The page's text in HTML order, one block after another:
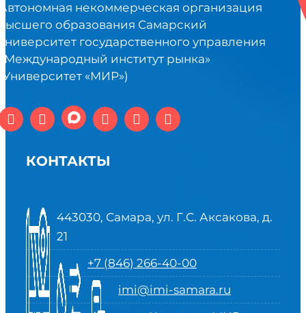
некоммерческая организация
образования Самарский
государственного управления
институт рынка»
«МИР»)
КОНТАКТЫ
443030, Самара, ул. Г.С. Аксакова, д.
21
+7 (846) 266-40-00
imi@imi-samara.ru